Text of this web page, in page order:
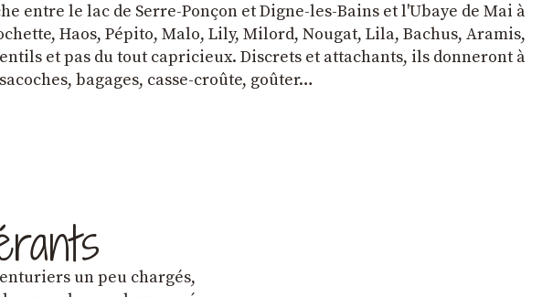
entre le lac de Serre-Ponçon et Digne-les-Bains et l'Ubaye de Mai à
Haos, Pépito, Malo, Lily, Milord, Nougat, Lila, Bachus, Aramis,
et pas du tout capricieux. Discrets et attachants, ils donneront à
bagages, casse-croûte, goûter…
un peu chargés,